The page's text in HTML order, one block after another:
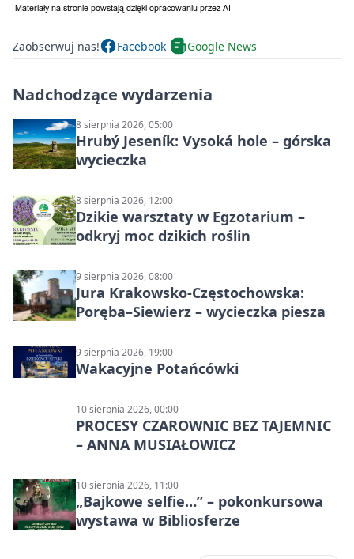
Zaobserwuj nas! Facebook Google News
Nadchodzące wydarzenia
8 sierpnia 2026, 05:00
Hrubý Jeseník: Vysoká hole – górska
wycieczka
8 sierpnia 2026, 12:00
Dzikie warsztaty w Egzotarium –
odkryj moc dzikich roślin
9 sierpnia 2026, 08:00
Jura Krakowsko-Częstochowska:
Poręba–Siewierz – wycieczka piesza
9 sierpnia 2026, 19:00
Wakacyjne Potańcówki
10 sierpnia 2026, 00:00
PROCESY CZAROWNIC BEZ TAJEMNIC
– ANNA MUSIAŁOWICZ
10 sierpnia 2026, 11:00
„Bajkowe selfie…” – pokonkursowa
wystawa w Bibliosferze